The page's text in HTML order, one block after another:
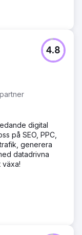
4.8
digital
på SEO, PPC,
generera
datadrivna
växa!